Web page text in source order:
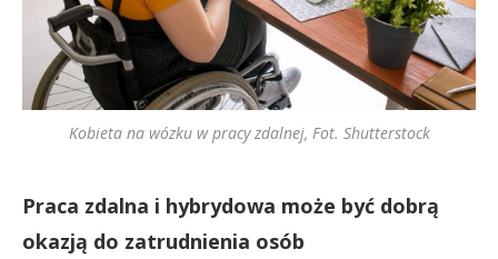
Kobieta na wózku w pracy zdalnej, Fot. Shutterstock
Praca zdalna i hybrydowa może być dobrą
okazją do zatrudnienia osób